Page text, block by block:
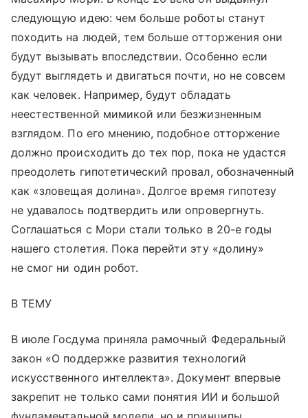
следующую идею: чем больше роботы станут
походить на людей, тем больше отторжения они
будут вызывать впоследствии. Особенно если
будут выглядеть и двигаться почти, но не совсем
как человек. Например, будут обладать
неестественной мимикой или безжизненным
взглядом. По его мнению, подобное отторжение
должно происходить до тех пор, пока не удастся
преодолеть гипотетический провал, обозначенный
как «зловещая долина». Долгое время гипотезу
не удавалось подтвердить или опровергнуть.
Соглашаться с Мори стали только в 20-е годы
нашего столетия. Пока перейти эту «долину»
не смог ни один робот.
В ТЕМУ
В июле Госдума приняла рамочный Федеральный
закон «О поддержке развития технологий
искусственного интеллекта». Документ впервые
закрепит не только сами понятия ИИ и большой